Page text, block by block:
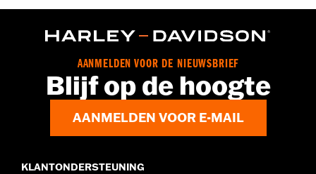
Per stuk verkocht:Elk
beschermende tape
AANMELDEN VOOR DE NIEUWSBRIEF
Blijf op de hoogte
AANMELDEN VOOR E-MAIL
KLANTONDERSTEUNING